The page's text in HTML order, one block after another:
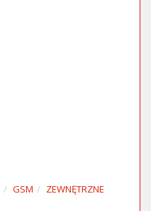
GSM ZEWNĘTRZNE